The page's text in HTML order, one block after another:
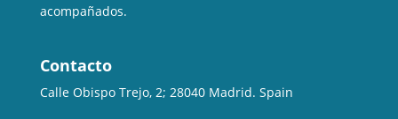
acompañados.
Contacto
Calle Obispo Trejo, 2; 28040 Madrid. Spain